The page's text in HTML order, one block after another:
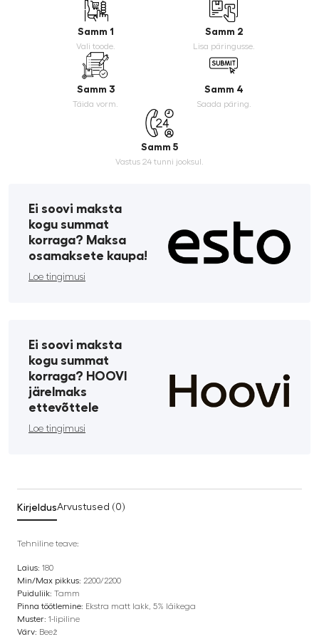
Samm 1
Vali toode.
Samm 2
Lisa päringusse.
Samm 3
Täida vorm.
Samm 4
Saada päring.
Samm 5
Vastus 24 tunni jooksul.
Ei soovi maksta
kogu summat
korraga? Maksa
osamaksete kaupa!
Loe tingimusi
Ei soovi maksta
kogu summat
korraga? HOOVI
järelmaks
ettevõttele
Loe tingimusi
KirjeldusArvustused (0)
Tehniline teave:
Laius: 180
Min/Max pikkus: 2200/2200
Puiduliik: Tamm
Pinna töötlemine: Ekstra matt lakk, 5% läikega
Muster: 1-lipiline
Värv: Beež